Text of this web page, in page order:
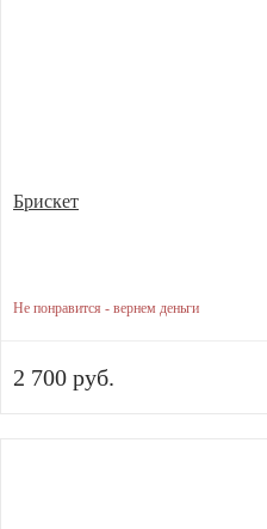
Брискет
Не понравится - вернем деньги
2 700 руб.